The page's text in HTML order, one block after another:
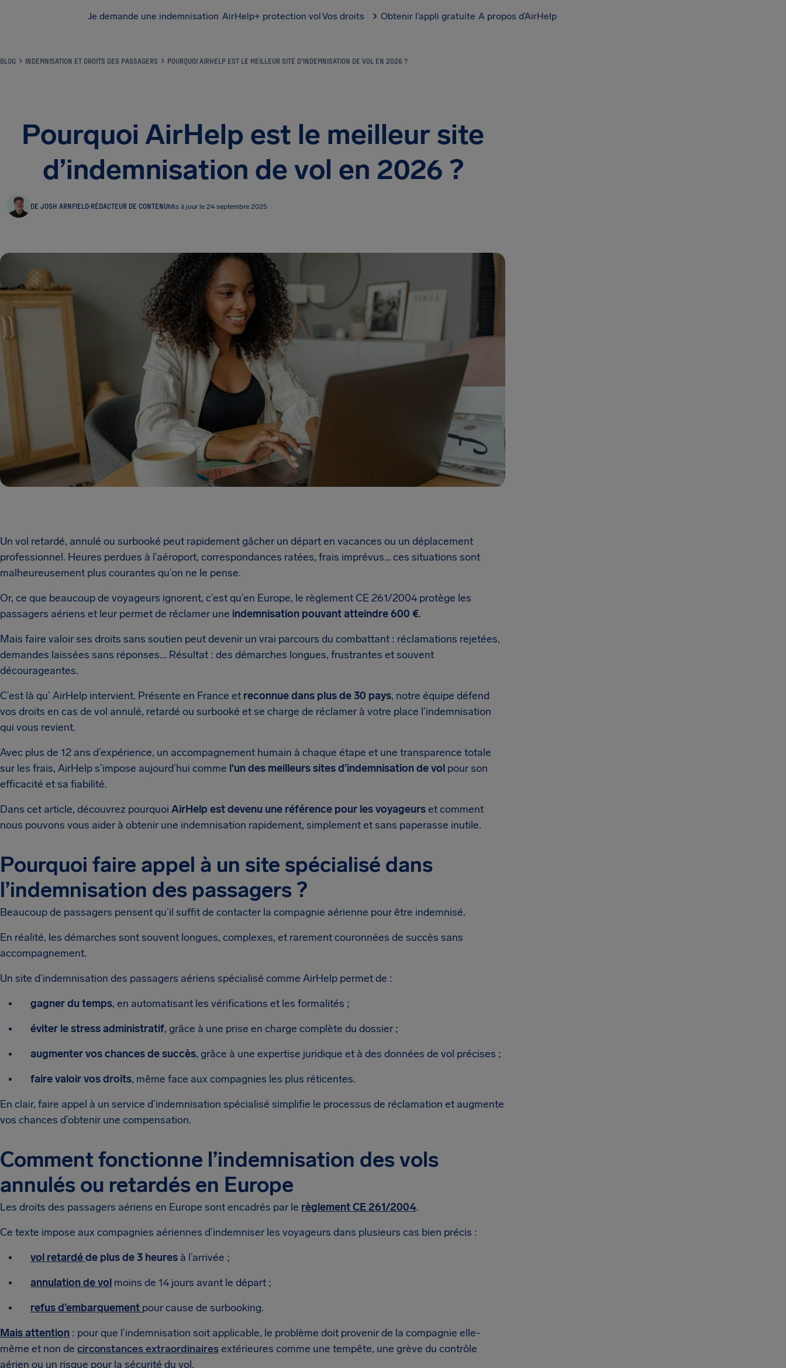
Je demande une indemnisation AirHelp+ protection volVos droits Obtenir l’appli gratuite A propos d’AirHelp
BLOG INDEMNISATION ET DROITS DES PASSAGERS POURQUOI AIRHELP EST LE MEILLEUR SITE D’INDEMNISATION DE VOL EN 2026 ?
Pourquoi AirHelp est le meilleur site
d’indemnisation de vol en 2026 ?
DE JOSH ARNFIELD·RÉDACTEUR DE CONTENUMis à jour le 24 septembre 2025
Un vol retardé, annulé ou surbooké peut rapidement gâcher un départ en vacances ou un déplacement
professionnel. Heures perdues à l’aéroport, correspondances ratées, frais imprévus… ces situations sont
malheureusement plus courantes qu’on ne le pense.
Or, ce que beaucoup de voyageurs ignorent, c’est qu’en Europe, le règlement CE 261/2004 protège les
passagers aériens et leur permet de réclamer une indemnisation pouvant atteindre 600 €.
Mais faire valoir ses droits sans soutien peut devenir un vrai parcours du combattant : réclamations rejetées,
demandes laissées sans réponses... Résultat : des démarches longues, frustrantes et souvent
décourageantes.
C’est là qu’ AirHelp intervient. Présente en France et reconnue dans plus de 30 pays, notre équipe défend
vos droits en cas de vol annulé, retardé ou surbooké et se charge de réclamer à votre place l’indemnisation
qui vous revient.
Avec plus de 12 ans d’expérience, un accompagnement humain à chaque étape et une transparence totale
sur les frais, AirHelp s’impose aujourd’hui comme l'un des meilleurs sites d’indemnisation de vol pour son
efficacité et sa fiabilité.
Dans cet article, découvrez pourquoi AirHelp est devenu une référence pour les voyageurset comment
nous pouvons vous aider à obtenir une indemnisation rapidement, simplement et sans paperasse inutile.
Pourquoi faire appel à un site spécialisé dans
l’indemnisation des passagers ?
Beaucoup de passagers pensent qu’il suffit de contacter la compagnie aérienne pour être indemnisé.
En réalité, les démarches sont souvent longues, complexes, et rarement couronnées de succès sans
accompagnement.
Un site d’indemnisation des passagers aériens spécialisé comme AirHelp permet de :
gagner du temps, en automatisant les vérifications et les formalités ;
éviter le stress administratif, grâce à une prise en charge complète du dossier ;
augmenter vos chances de succès, grâce à une expertise juridique et à des données de vol précises ;
faire valoir vos droits, même face aux compagnies les plus réticentes.
En clair, faire appel à un service d’indemnisation spécialisé simplifie le processus de réclamation et augmente
vos chances d’obtenir une compensation.
Comment fonctionne l’indemnisation des vols
annulés ou retardés en Europe
Les droits des passagers aériens en Europe sont encadrés par le règlement CE 261/2004.
Ce texte impose aux compagnies aériennes d’indemniser les voyageurs dans plusieurs cas bien précis :
vol retardéde plus de 3 heures à l’arrivée ;
annulation de vol moins de 14 jours avant le départ ;
refus d’embarquement pour cause de surbooking.
Mais attention : pour que l’indemnisation soit applicable, le problème doit provenir de la compagnie elle-
même et non de circonstances extraordinairesextérieures comme une tempête, une grève du contrôle
aérien ou un risque pour la sécurité du vol.